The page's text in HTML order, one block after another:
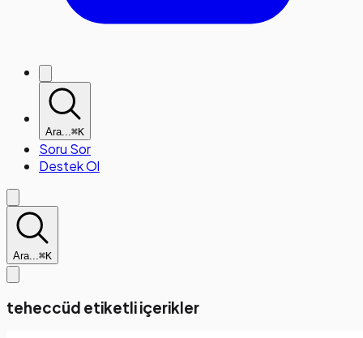
Ara...⌘K
Soru Sor
Destek Ol
Ara...⌘K
teheccüd etiketli içerikler